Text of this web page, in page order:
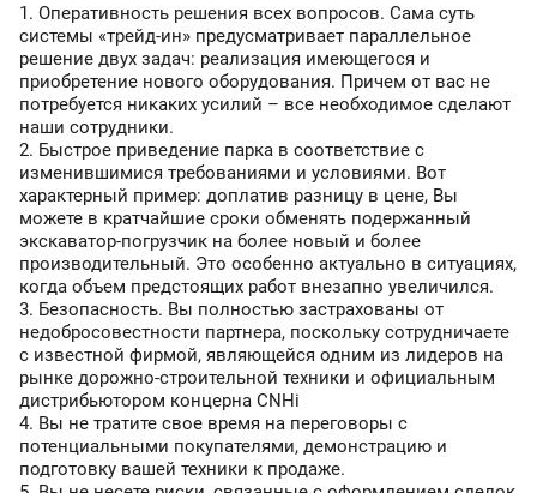
Оперативность решения всех вопросов. Сама суть
системы «трейд-ин» предусматривает параллельное
решение двух задач: реализация имеющегося и
приобретение нового оборудования. Причем от вас не
потребуется никаких усилий – все необходимое сделают
наши сотрудники.
Быстрое приведение парка в соответствие с
изменившимися требованиями и условиями. Вот
характерный пример: доплатив разницу в цене, Вы
можете в кратчайшие сроки обменять подержанный
экскаватор-погрузчик на более новый и более
производительный. Это особенно актуально в ситуациях,
когда объем предстоящих работ внезапно увеличился.
Безопасность. Вы полностью застрахованы от
недобросовестности партнера, поскольку сотрудничаете
с известной фирмой, являющейся одним из лидеров на
рынке дорожно-строительной техники и официальным
дистрибьютором концерна CNHi
Вы не тратите свое время на переговоры с
потенциальными покупателями, демонстрацию и
подготовку вашей техники к продаже.